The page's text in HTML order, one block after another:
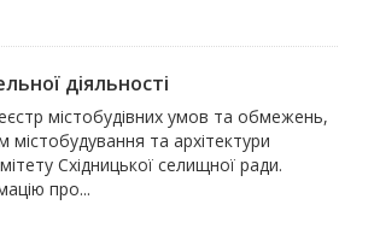
діяльності
містобудівних умов та обмежень,
містобудування та архітектури
Східницької селищної ради.
про...